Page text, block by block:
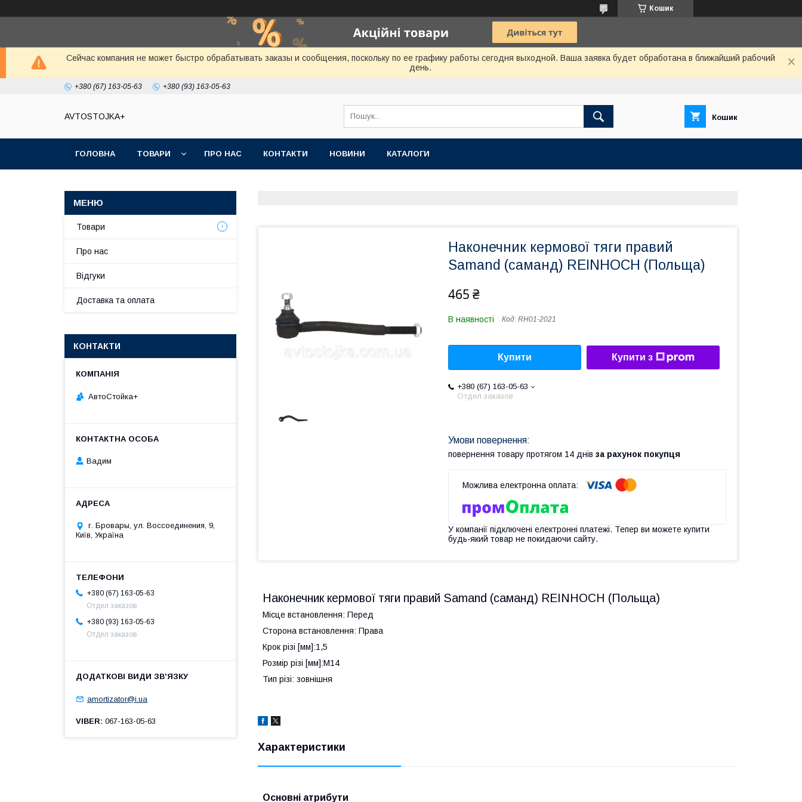
Кошик
Сейчас компания не может быстро обрабатывать заказы и сообщения, поскольку по ее графику работы сегодня выходной. Ваша заявка будет обработана в ближайший рабочий
день.
+380 (67) 163-05-63 +380 (93) 163-05-63
AVTOSTOJKA+ Кошик
ГОЛОВНА ТОВАРИ ПРО НАС КОНТАКТИ НОВИНИ КАТАЛОГИ
Наконечник кермової тяги правий
Samand (саманд) REINHOCH (Польща)
465 ₴
В наявності Код: RH01-2021
Купити Купити з
+380 (67) 163-05-63
Отдел заказов
повернення товару протягом 14 днів за рахунок покупця
У компанії підключені електронні платежі. Тепер ви можете купити
будь-який товар не покидаючи сайту.
Наконечник кермової тяги правий Samand (саманд) REINHOCH (Польща)
Місце встановлення: Перед
Сторона встановлення: Права
Крок різі [мм]:1,5
Розмір різі [мм]:M14
Тип різі: зовнішня
Характеристики
Основні атрибути
Товари
Про нас
Відгуки
Доставка та оплата
КОНТАКТИ
АвтоСтойка+
Вадим
г. Бровары, ул. Воссоединения, 9,
Київ, Україна
+380 (67) 163-05-63
Отдел заказов
+380 (93) 163-05-63
Отдел заказов
amortizator@i.ua
VIBER 067-163-05-63